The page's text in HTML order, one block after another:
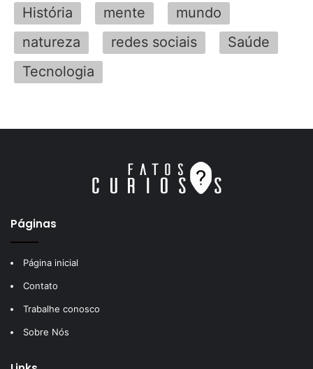
História
mente
mundo
natureza
redes sociais
Saúde
Tecnologia
Páginas
Página inicial
Contato
Trabalhe conosco
Sobre Nós